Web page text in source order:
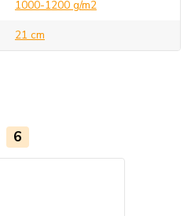
1000-1200 g/m2
21 cm
6